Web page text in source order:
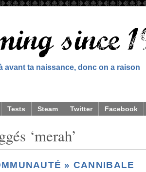
avant ta naissance, donc on a raison
Tests Steam Twitter Facebook
‘merah’
» CANNIBALE